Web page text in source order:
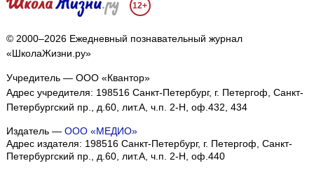
12+
© 2000–2026 Ежедневный познавательный журнал
«ШколаЖизни.ру»
Учредитель — ООО «Квантор»
Адрес учредителя: 198516 Санкт-Петербург, г. Петергоф, Санкт-
Петербургский пр., д.60, лит.А, ч.п. 2-Н, оф.432, 434
Издатель — ООО «МЕДИО»
Адрес издателя: 198516 Санкт-Петербург, г. Петергоф, Санкт-
Петербургский пр., д.60, лит.А, ч.п. 2-Н, оф.440